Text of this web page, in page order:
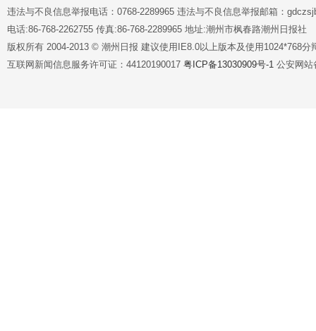
违法与不良信息举报电话：0768-2289965 违法与不良信息举报邮箱：
电话:86-768-2262755 传真:86-768-2289965 地址:潮州市枫春路潮州日报社
版权所有 2004-2013 © 潮州日报 建议使用IE8.0以上版本及使用1024*768分
互联网新闻信息服务许可证：44120190017 粤ICP备13030909号-1 公安网站